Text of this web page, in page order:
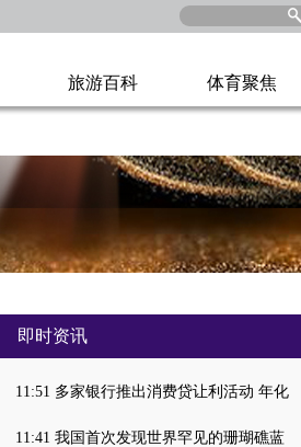
旅游百科 体育聚焦
即时资讯
11:51 多家银行推出消费贷让利活动 年化
11:41 我国首次发现世界罕见的珊瑚礁蓝